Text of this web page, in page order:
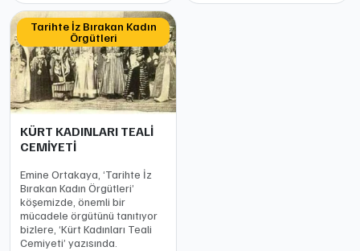
Tarihte İz Bırakan Kadın
Örgütleri
KÜRT KADINLARI TEALİ
CEMİYETİ
Emine Ortakaya, ‘Tarihte İz
Bırakan Kadın Örgütleri’
köşemizde, önemli bir
mücadele örgütünü tanıtıyor
bizlere, ‘Kürt Kadınları Teali
Cemiyeti’ yazısında.